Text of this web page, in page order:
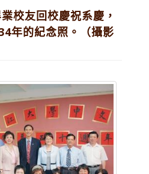
校友回校慶祝系慶，
年的紀念照。（攝影